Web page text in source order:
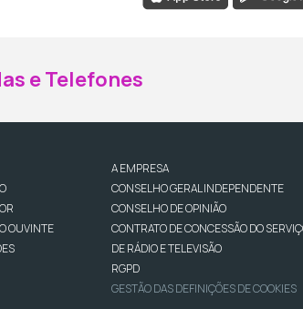
e Telefones
OUVINTE
A EMPRESA
CONSELHO GERAL INDEPENDENTE
CONSELHO DE OPINIÃO
CONTRATO DE CONCESSÃO DO
DE RÁDIO E TELEVISÃO
RGPD
GESTÃO DAS DEFINIÇÕES DE COOKIES